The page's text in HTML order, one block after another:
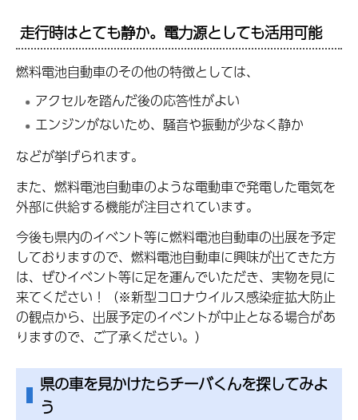
走行時はとても静か。電力源としても活用可能
燃料電池自動車のその他の特徴としては、
アクセルを踏んだ後の応答性がよい
エンジンがないため、騒音や振動が少なく静か
などが挙げられます。
また、燃料電池自動車のような電動車で発電した電気を
外部に供給する機能が注目されています。
今後も県内のイベント等に燃料電池自動車の出展を予定
しておりますので、燃料電池自動車に興味が出てきた方
は、ぜひイベント等に足を運んでいただき、実物を見に
来てください！（※新型コロナウイルス感染症拡大防止
の観点から、出展予定のイベントが中止となる場合があ
りますので、ご了承ください。）
県の車を見かけたらチーバくんを探してみよ
う